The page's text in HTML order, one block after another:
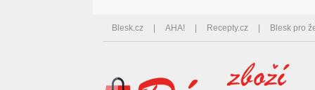
Blesk.cz AHA! Recepty.cz Blesk pro